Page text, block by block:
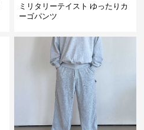
ミリタリーテイスト ゆったりカ
ーゴパンツ